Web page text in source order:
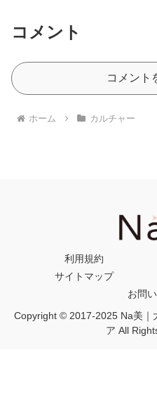
コメント
コメント
ホーム カルチャー
利用規約
サイトマップ
お問
Copyright © 2017-2025 Na美｜
ア All